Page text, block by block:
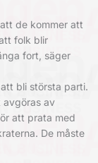
de kommer att
folk blir
fort, säger
bli största parti.
avgöras av
att prata med
De måste